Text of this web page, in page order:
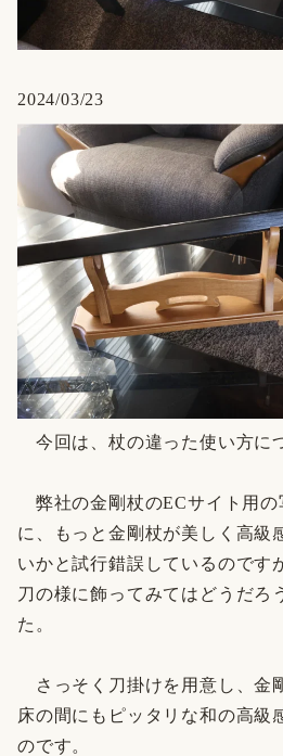
2024/03/23
今回は、杖の違った使い方に
弊社の金剛杖のECサイト用の
に、もっと金剛杖が美しく高級
いかと試行錯誤しているのです
刀の様に飾ってみてはどうだろ
た。
さっそく刀掛けを用意し、金
床の間にもピッタリな和の高級
のです。